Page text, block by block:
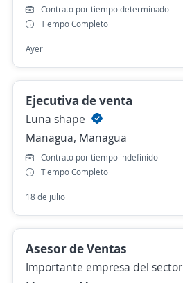
Contrato por tiempo determinado
Tiempo Completo
Ayer
Ejecutiva de venta
Luna shape
Managua, Managua
Contrato por tiempo indefinido
Tiempo Completo
18 de julio
Asesor de Ventas
Importante empresa del sector